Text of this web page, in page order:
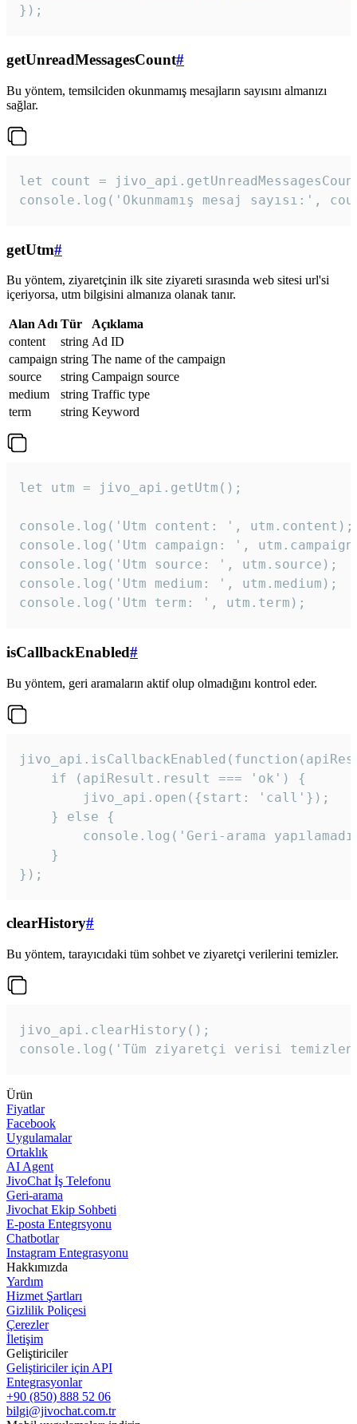
});
getUnreadMessagesCount#
Bu yöntem, temsilciden okunmamış mesajların sayısını almanızı
sağlar.
let count =
console.log('Okunmamış mesaj sayısı:',
getUtm#
Bu yöntem, ziyaretçinin ilk site ziyareti sırasında web sitesi url'si
içeriyorsa, utm bilgisini almanıza olanak tanır.
Alan Adı Tür
Açıklama
content
string Ad ID
campaign string The name of the campaign
source
string Campaign source
medium
string Traffic type
term
string Keyword
let utm = jivo_api.getUtm();
console.log('Utm content: ', utm.content);
console.log('Utm campaign: ',
console.log('Utm source: ', utm.source);
console.log('Utm medium: ', utm.medium);
console.log('Utm term: ', utm.term);
isCallbackEnabled#
Bu yöntem, geri aramaların aktif olup olmadığını kontrol eder.
    if (apiResult.result === 'ok') {
        jivo_api.open({start: 'call'});
    } else {
console.log('Geri-arama
    }
});
clearHistory#
Bu yöntem, tarayıcıdaki tüm sohbet ve ziyaretçi verilerini temizler.
jivo_api.clearHistory();
console.log('Tüm ziyaretçi verisi
Ürün
Fiyatlar
Facebook
Uygulamalar
Ortaklık
AI Agent
JivoChat İş Telefonu
Geri-arama
Jivochat Ekip Sohbeti
E-posta Entegrsyonu
Chatbotlar
Instagram Entegrasyonu
Hakkımızda
Yardım
Hizmet Şartları
Gizlilik Poliçesi
Çerezler
İletişim
Geliştiriciler
Geliştiriciler için API
Entegrasyonlar
+90 (850) 888 52 06
bilgi@jivochat.com.tr